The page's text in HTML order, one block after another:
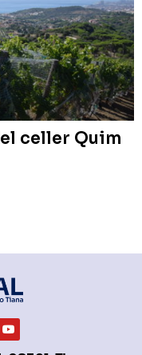
celler Quim